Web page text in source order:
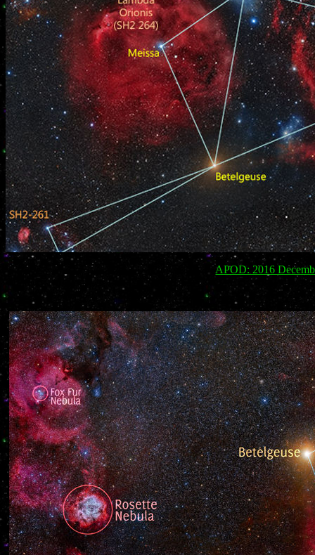
APOD: 2016